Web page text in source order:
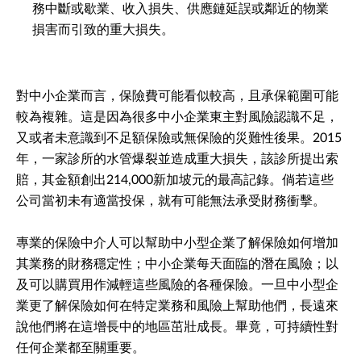
務中斷或歇業、收入損失、供應鏈延誤或鄰近的物業
損害而引致的重大損失。
對中小企業而言，保險費可能看似較高，且承保範圍可能
較為複雜。這是因為很多中小企業東主對風險認識不足，
又或者未意識到不足額保險或無保險的災難性後果。2015
年，一家診所的水管爆裂並造成重大損失，該診所提出索
賠，其金額創出214,000新加坡元的最高記錄。倘若這些
公司當初未有適當投保，就有可能無法承受財務衝擊。
專業的保險中介人可以幫助中小型企業了解保險如何增加
其業務的財務穩定性；中小企業每天面臨的潛在風險；以
及可以購買用作減輕這些風險的各種保險。一旦中小型企
業更了解保險如何在特定業務和風險上幫助他們，長遠來
說他們將在這增長中的地區茁壯成長。畢竟，可持續性對
任何企業都至關重要。